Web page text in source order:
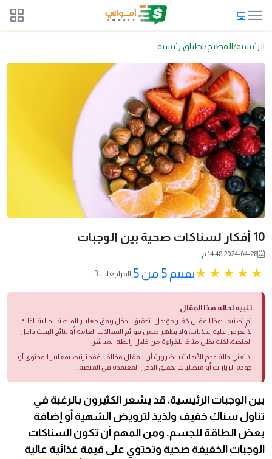
الرئيسية المطبخ اطباق رئيسية
10 أفكار لسناكات صحية بين الوجبات
2024-04-28 14:48 م
تقييم 5 من 5. 3 المراجعات
تنبيه لحاله هذا المقال
تم تصنيف هذا المقال كغير مؤهل لتحقيق الدخل وفق معايير المنصة الحالية. لذلك
لا تُعرض عليه إعلانات، ولا يظهر ضمن قوائم المقالات العامة أو نتائج البحث داخل
المنصة، لكنه يظل متاحًا للقراءة من خلال رابطه المباشر.
لا تعني حالة عدم الأهلية بالضرورة أن المقال مخالف؛ فقد ترتبط بمعايير المحتوى أو
جودة الزيارات أو متطلبات تحقيق الدخل المعتمدة في المنصة.
بين الوجبات الرئيسية، قد يشعر الكثيرون بالرغبة في
تناول سناك خفيف ولذيذ لترويض الشهية أو إضافة
بعض الطاقة للجسم. ومن المهم أن تكون السناكات
الوجبات الخفيفة صحية وتحتوي على قيمة غذائية عالية